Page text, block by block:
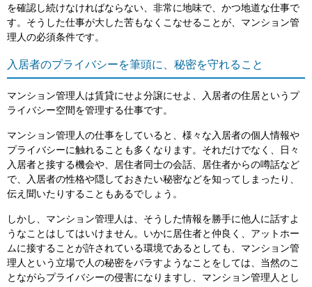
を確認し続けなければならない、非常に地味で、かつ地道な仕事で
す。そうした仕事が大した苦もなくこなせることが、マンション管
理人の必須条件です。
入居者のプライバシーを筆頭に、秘密を守れること
マンション管理人は賃貸にせよ分譲にせよ、入居者の住居というプ
ライバシー空間を管理する仕事です。
マンション管理人の仕事をしていると、様々な入居者の個人情報や
プライバシーに触れることも多くなります。それだけでなく、日々
入居者と接する機会や、居住者同士の会話、居住者からの噂話など
で、入居者の性格や隠しておきたい秘密などを知ってしまったり、
伝え聞いたりすることもあるでしょう。
しかし、マンション管理人は、そうした情報を勝手に他人に話すよ
うなことはしてはいけません。いかに居住者と仲良く、アットホー
ムに接することが許されている環境であるとしても、マンション管
理人という立場で人の秘密をバラすようなことをしては、当然のこ
とながらプライバシーの侵害になりますし、マンション管理人とし